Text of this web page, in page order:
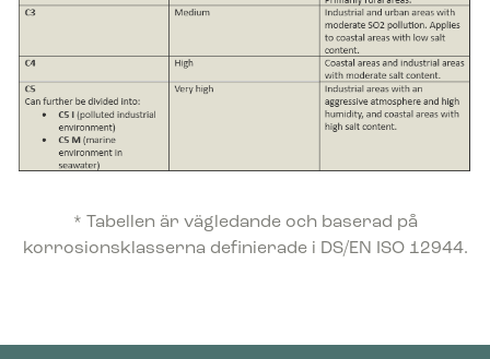
* Tabellen är vägledande och baserad på
korrosionsklasserna definierade i DS/EN ISO 12944.